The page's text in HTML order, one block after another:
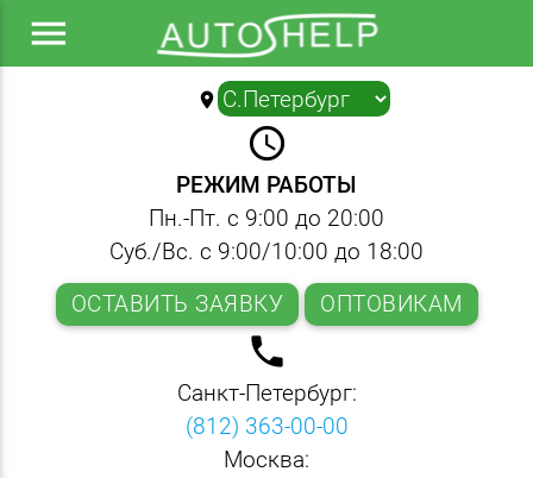
menu
location_on ▼
query_builder
РЕЖИМ РАБОТЫ
Пн.-Пт. с 9:00 до 20:00
Суб./Вс. с 9:00/10:00 до 18:00
ОСТАВИТЬ ЗАЯВКУ
ОПТОВИКАМ
local_phone
Санкт-Петербург:
(812) 363-00-00
Москва: